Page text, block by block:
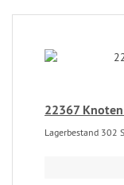
22367
Lagerbestand 302